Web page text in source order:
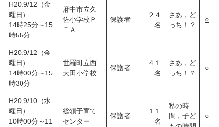
H20.9/12（金
曜日）
14時25分～15
時55分
府中市立久
佐小学校Ｐ
ＴＡ
保護者
２４
名
さあ，ど
っち！？
○
H20.9/12（金
曜日）
14時00分～15
時30分
世羅町立西
大田小学校
保護者
４１
名
さあ，ど
っち！？
○
H20.9/10（水
曜日）
10時00分～11
総領子育て
センター
保護者
１１
名
私の時
間，子ど
○